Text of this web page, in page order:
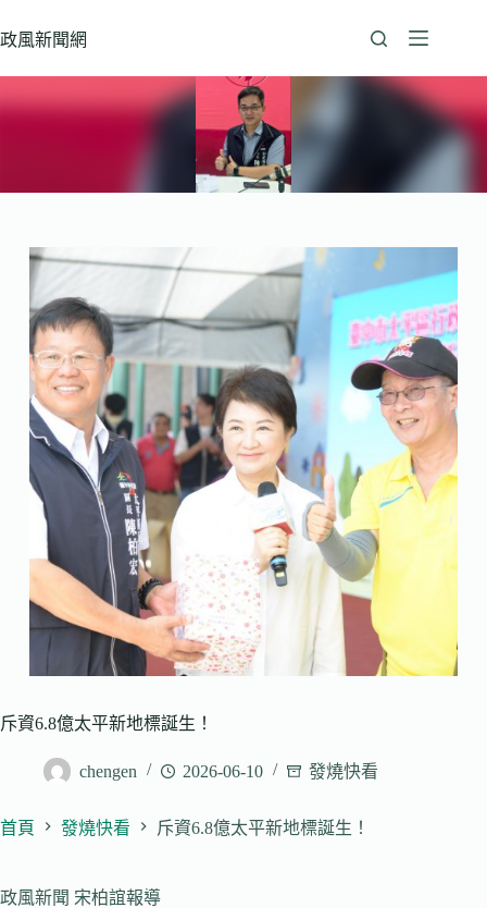
至
政風新聞網
斥資6.8億太平新地標誕生！
chengen 2026-06-10 發燒快看
首頁 發燒快看 斥資6.8億太平新地標誕生！
政風新聞 宋柏誼報導